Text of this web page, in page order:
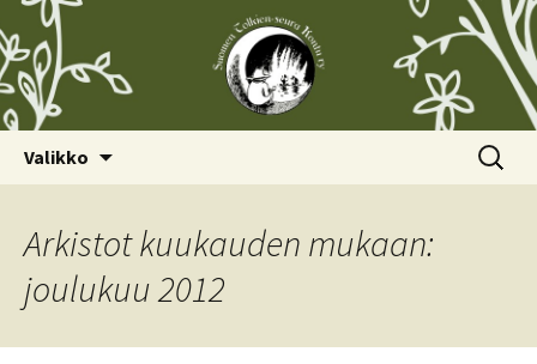
Valikko Haku:
Arkistot kuukauden mukaan:
joulukuu 2012